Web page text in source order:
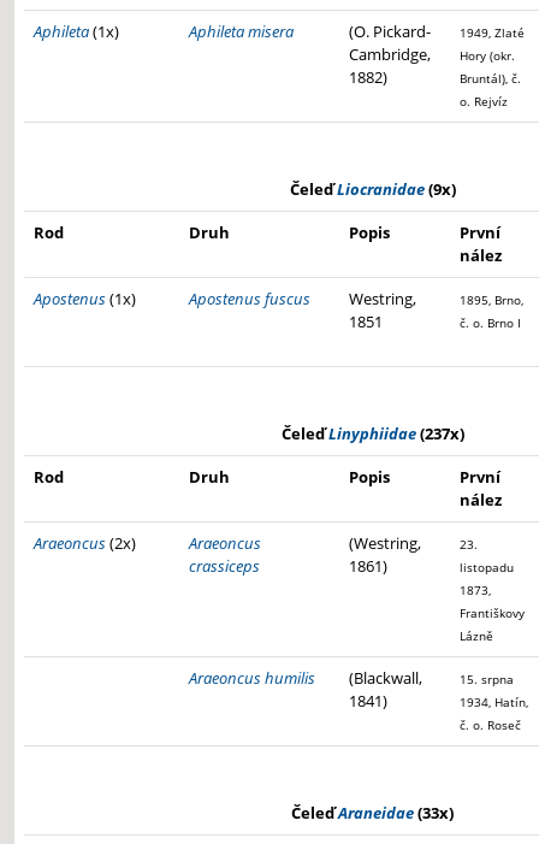
Aphileta(1x) Aphileta misera
(O. Pickard-
Cambridge,
1882)
1949, Zlaté
Hory (okr.
Bruntál), č.
o. Rejvíz
ČeleďLiocranidae(9x)
Rod
Druh Popis
První
nález
Apostenus(1x) Apostenus fuscus
Westring,
1851
1895, Brno,
č. o. Brno I
ČeleďLinyphiidae(237x)
Rod
Druh Popis
První
nález
Araeoncus(2x)
Araeoncus
crassiceps
(Westring,
1861)
23.
listopadu
1873,
Františkovy
Lázně
Araeoncus humilis
(Blackwall,
1841)
15. srpna
1934, Hatín,
č. o. Roseč
ČeleďAraneidae(33x)